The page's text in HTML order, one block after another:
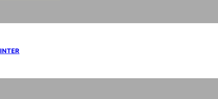
INTER